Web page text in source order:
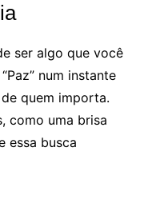
ser algo que você
num instante
quem importa.
como uma brisa
essa busca